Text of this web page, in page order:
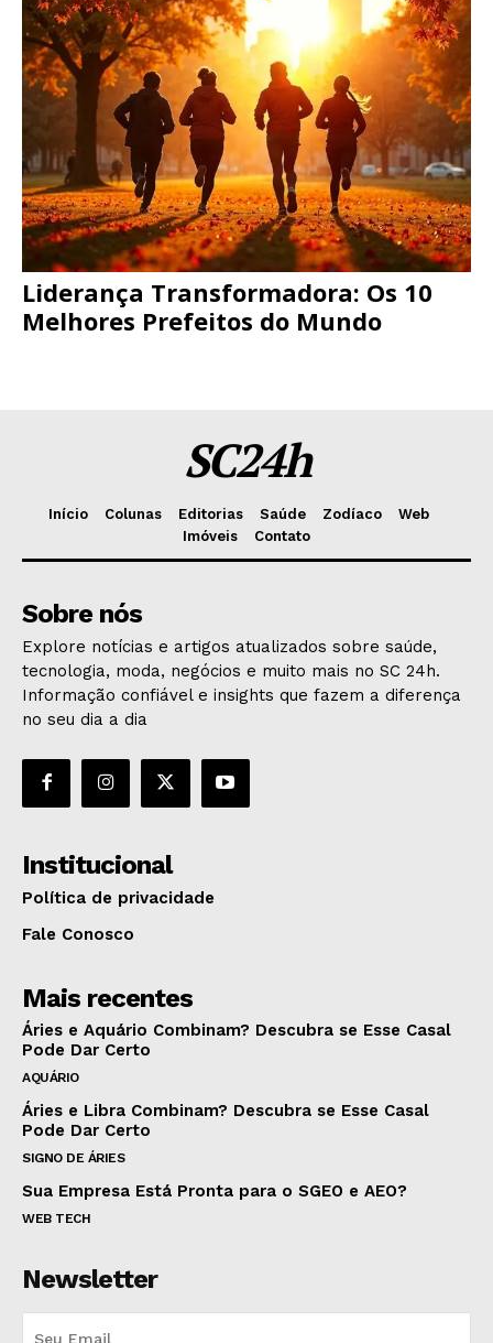
Liderança Transformadora: Os 10
Melhores Prefeitos do Mundo
SC24h
Início Colunas Editorias Saúde Zodíaco
Web
Imóveis
Contato
Sobre nós
Explore notícias e artigos atualizados sobre saúde,
tecnologia, moda, negócios e muito mais no SC 24h.
Informação confiável e insights que fazem a diferença
no seu dia a dia
Institucional
Política de privacidade
Fale Conosco
Mais recentes
Áries e Aquário Combinam? Descubra se Esse Casal
Pode Dar Certo
AQUÁRIO
Áries e Libra Combinam? Descubra se Esse Casal
Pode Dar Certo
SIGNO DE ÁRIES
Sua Empresa Está Pronta para o SGEO e AEO?
WEB TECH
Newsletter